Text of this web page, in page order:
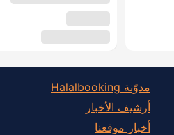
مدوّنة Halalbooking
أرشيف الأخبار
أخبار موقعنا